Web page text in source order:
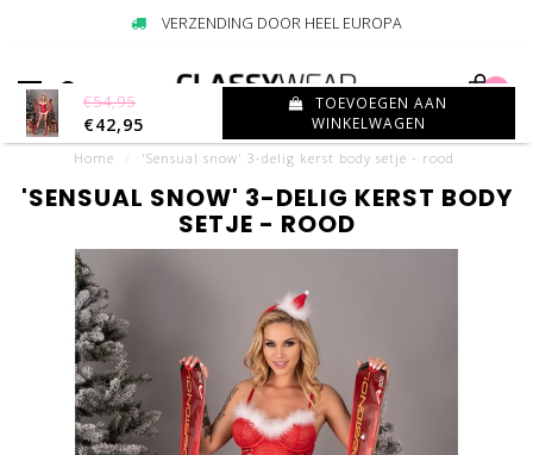
VERZENDING DOOR HEEL EUROPA
0
Home 'Sensual snow' 3-delig kerst body setje - rood
€54,95
€42,95
TOEVOEGEN AAN
WINKELWAGEN
'SENSUAL SNOW' 3-DELIG KERST BODY
SETJE - ROOD